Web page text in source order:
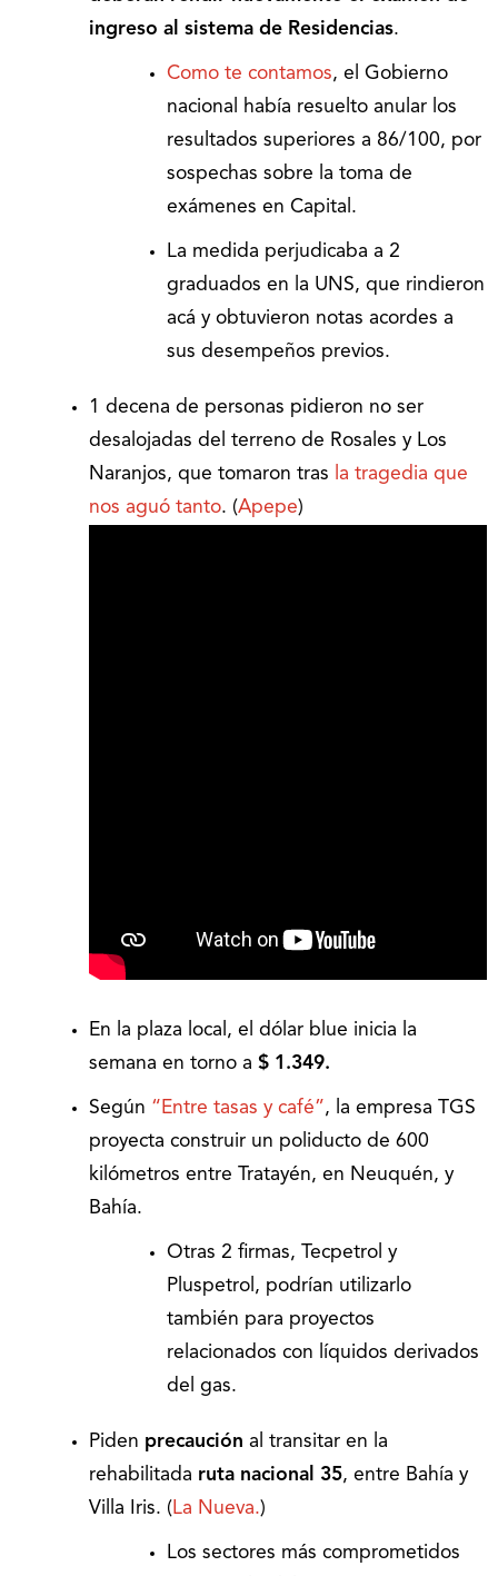
ingreso al sistema de Residencias.
Como te contamos, el Gobierno
nacional había resuelto anular los
resultados superiores a 86/100, por
sospechas sobre la toma de
exámenes en Capital.
La medida perjudicaba a 2
graduados en la UNS, que rindieron
acá y obtuvieron notas acordes a
sus desempeños previos.
1 decena de personas pidieron no ser
desalojadas del terreno de Rosales y Los
Naranjos, que tomaron tras la tragedia que
nos aguó tanto. (Apepe)
En la plaza local, el dólar blue inicia la
semana en torno a $ 1.349.
Según “Entre tasas y café”, la empresa TGS
proyecta construir un poliducto de 600
kilómetros entre Tratayén, en Neuquén, y
Bahía.
Otras 2 firmas, Tecpetrol y
Pluspetrol, podrían utilizarlo
también para proyectos
relacionados con líquidos derivados
del gas.
Piden precaución al transitar en la
rehabilitada ruta nacional 35, entre Bahía y
Villa Iris. (La Nueva.)
Los sectores más comprometidos